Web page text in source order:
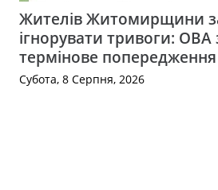
Жителів Житомирщини
ігнорувати тривоги:
термінове попередження
Субота, 8 Серпня, 2026